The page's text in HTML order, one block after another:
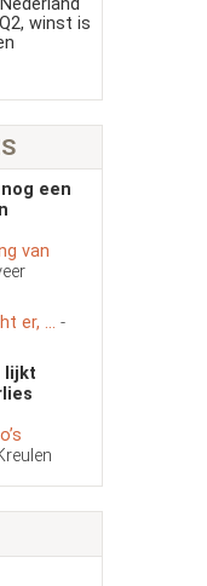
winst is
een
van
er, ... -
lijkt